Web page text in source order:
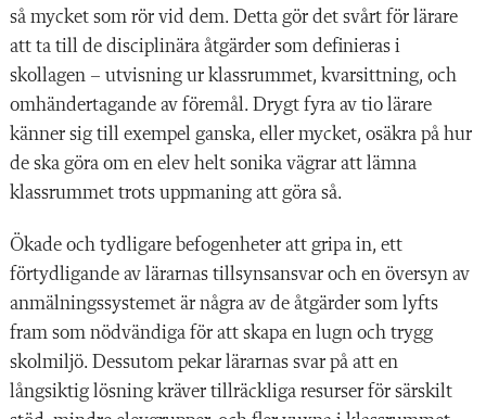
så mycket som rör vid dem. Detta gör det svårt för lärare
att ta till de disciplinära åtgärder som definieras i
skollagen – utvisning ur klassrummet, kvarsittning, och
omhändertagande av föremål. Drygt fyra av tio lärare
känner sig till exempel ganska, eller mycket, osäkra på hur
de ska göra om en elev helt sonika vägrar att lämna
klassrummet trots uppmaning att göra så.
Ökade och tydligare befogenheter att gripa in, ett
förtydligande av lärarnas tillsynsansvar och en översyn av
anmälningssystemet är några av de åtgärder som lyfts
fram som nödvändiga för att skapa en lugn och trygg
skolmiljö. Dessutom pekar lärarnas svar på att en
långsiktig lösning kräver tillräckliga resurser för särskilt